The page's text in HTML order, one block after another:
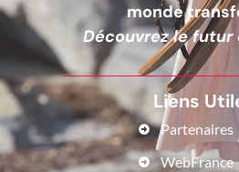
monde
Découvrez le futur
Liens
Partenaires
WebFrance